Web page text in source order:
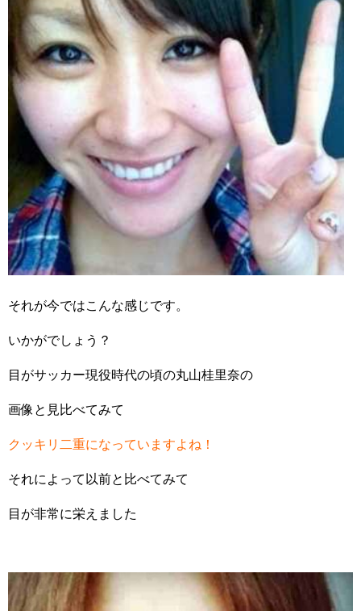
それが今ではこんな感じです。
いかがでしょう？
目がサッカー現役時代の頃の丸山桂里奈の
画像と見比べてみて
クッキリ二重になっていますよね！
それによって以前と比べてみて
目が非常に栄えました